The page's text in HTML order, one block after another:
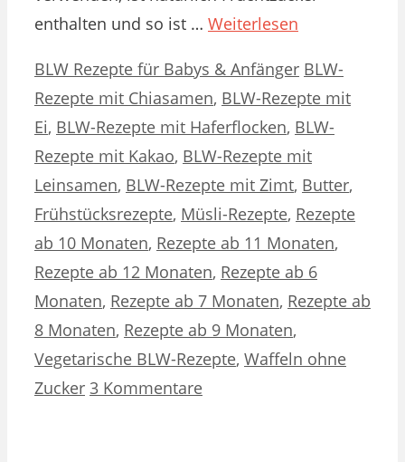
enthalten und so ist … Weiterlesen
Kategorien
BLW Rezepte für Babys & Anfänger Schlagwörter
BLW-
Rezepte mit Chiasamen, BLW-Rezepte mit
Ei, BLW-Rezepte mit Haferflocken, BLW-
Rezepte mit Kakao, BLW-Rezepte mit
Leinsamen, BLW-Rezepte mit Zimt, Butter,
Frühstücksrezepte, Müsli-Rezepte, Rezepte
ab 10 Monaten, Rezepte ab 11 Monaten,
Rezepte ab 12 Monaten, Rezepte ab 6
Monaten, Rezepte ab 7 Monaten, Rezepte ab
8 Monaten, Rezepte ab 9 Monaten,
Vegetarische BLW-Rezepte, Waffeln ohne
Zucker 3 Kommentare